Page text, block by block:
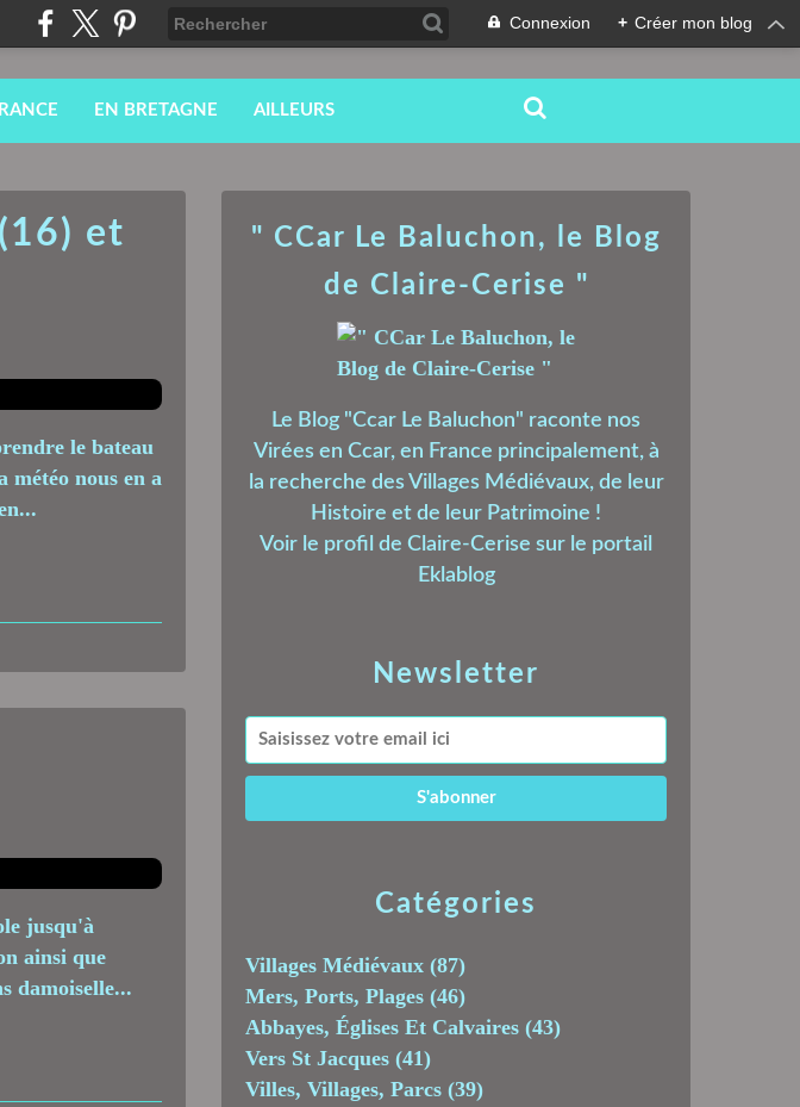
Connexion + Créer mon blog
EN BRETAGNE AILLEURS
et
le bateau
nous en a
jusqu'à
ainsi que
damoiselle...
Newsletter
Catégories
Villages Médiévaux (87)
Mers, Ports, Plages (46)
Abbayes, Églises Et Calvaires (43)
Vers St Jacques (41)
Villes, Villages, Parcs (39)
" CCar Le Baluchon, le Blog
de Claire-Cerise "
Le Blog "Ccar Le Baluchon" raconte nos
Virées en Ccar, en France principalement, à
la recherche des Villages Médiévaux, de leur
Histoire et de leur Patrimoine !
Voir le profil de Claire-Cerise sur le portail
Eklablog